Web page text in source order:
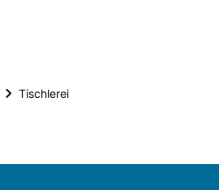
Tischlerei